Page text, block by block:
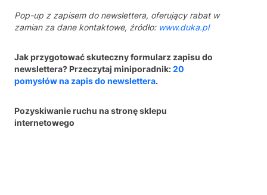
Pop-up z zapisem do newslettera, oferujący rabat w
zamian za dane kontaktowe, źródło: www.duka.pl
Jak przygotować skuteczny formularz zapisu do
newslettera? Przeczytaj miniporadnik:20
pomysłów na zapis do newslettera.
Pozyskiwanie ruchu na stronę sklepu
internetowego